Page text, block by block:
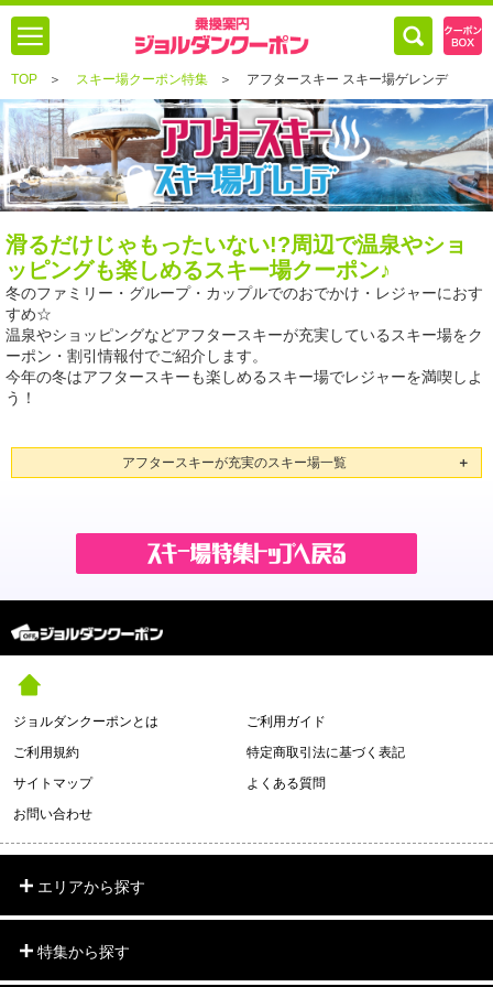
TOP ＞ スキー場クーポン特集 ＞ アフタースキー スキー場ゲレンデ
滑るだけじゃもったいない!?周辺で温泉やショ
ッピングも楽しめるスキー場クーポン♪
冬のファミリー・グループ・カップルでのおでかけ・レジャーにおす
すめ☆
温泉やショッピングなどアフタースキーが充実しているスキー場をク
ーポン・割引情報付でご紹介します。
今年の冬はアフタースキーも楽しめるスキー場でレジャーを満喫しよ
う！
アフタースキーが充実のスキー場一覧 ＋
ジョルダンクーポンとは
ご利用ガイド
ご利用規約
特定商取引法に基づく表記
サイトマップ
よくある質問
お問い合わせ
エリアから探す
特集から探す